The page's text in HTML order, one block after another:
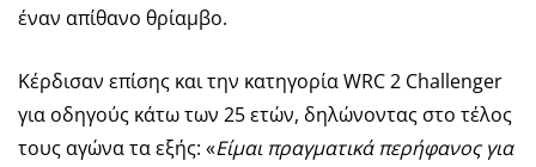
έναν απίθανο θρίαμβο.
Κέρδισαν επίσης και την κατηγορία WRC 2 Challenger
για οδηγούς κάτω των 25 ετών, δηλώνοντας στο τέλος
τους αγώνα τα εξής: «Είμαι πραγματικά περήφανος για